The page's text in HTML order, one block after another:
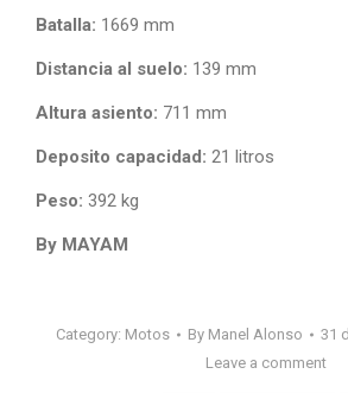
Batalla: 1669 mm
Distancia al suelo: 139 mm
Altura asiento: 711 mm
Deposito capacidad: 21 litros
Peso: 392 kg
By MAYAM
Category: Motos By Manel Alonso
31
Leave a comment